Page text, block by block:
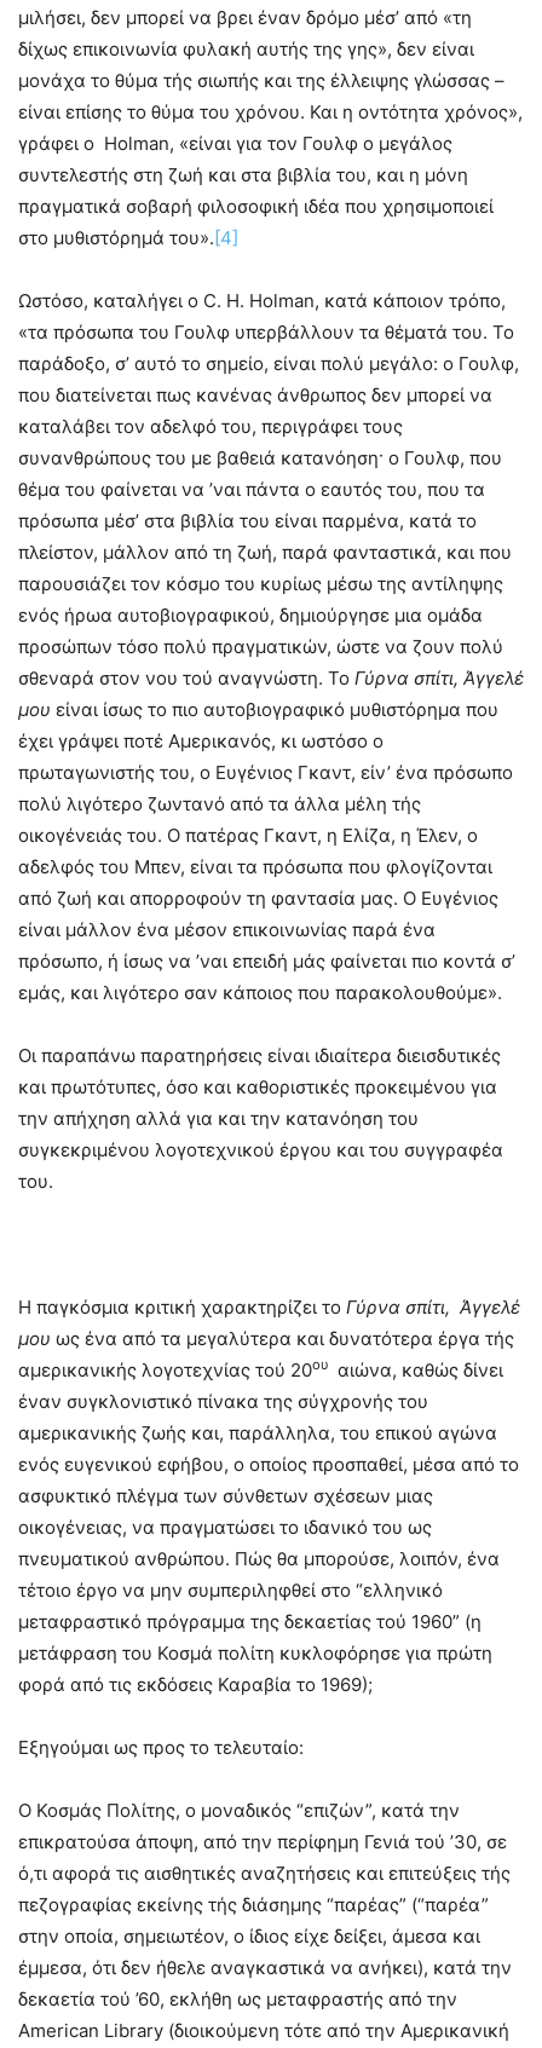
μιλήσει, δεν μπορεί να βρει έναν δρόμο μέσ’ από «τη
δίχως επικοινωνία φυλακή αυτής της γης», δεν είναι
μονάχα το θύμα τής σιωπής και της έλλειψης γλώσσας –
είναι επίσης το θύμα του χρόνου. Και η οντότητα χρόνος»,
γράφει ο Holman, «είναι για τον Γουλφ ο μεγάλος
συντελεστής στη ζωή και στα βιβλία του, και η μόνη
πραγματικά σοβαρή φιλοσοφική ιδέα που χρησιμοποιεί
στο μυθιστόρημά του».[4]
Ωστόσο, καταλήγει ο C. H. Holman, κατά κάποιον τρόπο,
«τα πρόσωπα του Γουλφ υπερβάλλουν τα θέματά του. Το
παράδοξο, σ’ αυτό το σημείο, είναι πολύ μεγάλο: ο Γουλφ,
που διατείνεται πως κανένας άνθρωπος δεν μπορεί να
καταλάβει τον αδελφό του, περιγράφει τους
συνανθρώπους του με βαθειά κατανόηση· ο Γουλφ, που
θέμα του φαίνεται να ’ναι πάντα ο εαυτός του, που τα
πρόσωπα μέσ’ στα βιβλία του είναι παρμένα, κατά το
πλείστον, μάλλον από τη ζωή, παρά φανταστικά, και που
παρουσιάζει τον κόσμο του κυρίως μέσω της αντίληψης
ενός ήρωα αυτοβιογραφικού, δημιούργησε μια ομάδα
προσώπων τόσο πολύ πραγματικών, ώστε να ζουν πολύ
σθεναρά στον νου τού αναγνώστη. Το Γύρνα σπίτι, Άγγελέ
μου είναι ίσως το πιο αυτοβιογραφικό μυθιστόρημα που
έχει γράψει ποτέ Αμερικανός, κι ωστόσο ο
πρωταγωνιστής του, ο Ευγένιος Γκαντ, είν’ ένα πρόσωπο
πολύ λιγότερο ζωντανό από τα άλλα μέλη τής
οικογένειάς του. Ο πατέρας Γκαντ, η Ελίζα, η Έλεν, ο
αδελφός του Μπεν, είναι τα πρόσωπα που φλογίζονται
από ζωή και απορροφούν τη φαντασία μας. Ο Ευγένιος
είναι μάλλον ένα μέσον επικοινωνίας παρά ένα
πρόσωπο, ή ίσως να ’ναι επειδή μάς φαίνεται πιο κοντά σ’
εμάς, και λιγότερο σαν κάποιος που παρακολουθούμε».
Οι παραπάνω παρατηρήσεις είναι ιδιαίτερα διεισδυτικές
και πρωτότυπες, όσο και καθοριστικές προκειμένου για
την απήχηση αλλά για και την κατανόηση του
συγκεκριμένου λογοτεχνικού έργου και του συγγραφέα
του.
Η παγκόσμια κριτική χαρακτηρίζει το Γύρνα σπίτι, Άγγελέ
μου ως ένα από τα μεγαλύτερα και δυνατότερα έργα τής
αμερικανικής λογοτεχνίας τού 20ου αιώνα, καθώς δίνει
έναν συγκλονιστικό πίνακα της σύγχρονής του
αμερικανικής ζωής και, παράλληλα, του επικού αγώνα
ενός ευγενικού εφήβου, ο οποίος προσπαθεί, μέσα από το
ασφυκτικό πλέγμα των σύνθετων σχέσεων μιας
οικογένειας, να πραγματώσει το ιδανικό του ως
πνευματικού ανθρώπου. Πώς θα μπορούσε, λοιπόν, ένα
τέτοιο έργο να μην συμπεριληφθεί στο “ελληνικό
μεταφραστικό πρόγραμμα της δεκαετίας τού 1960” (η
μετάφραση του Κοσμά πολίτη κυκλοφόρησε για πρώτη
φορά από τις εκδόσεις Καραβία το 1969);
Εξηγούμαι ως προς το τελευταίο:
Ο Κοσμάς Πολίτης, ο μοναδικός “επιζών”, κατά την
επικρατούσα άποψη, από την περίφημη Γενιά τού ’30, σε
ό,τι αφορά τις αισθητικές αναζητήσεις και επιτεύξεις τής
πεζογραφίας εκείνης τής διάσημης “παρέας” (“παρέα”
στην οποία, σημειωτέον, ο ίδιος είχε δείξει, άμεσα και
έμμεσα, ότι δεν ήθελε αναγκαστικά να ανήκει), κατά την
δεκαετία τού ’60, εκλήθη ως μεταφραστής από την
American Library (διοικούμενη τότε από την Αμερικανική